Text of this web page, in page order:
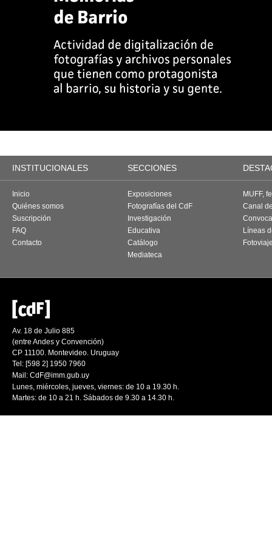
INSTITUCIONALES SECCIONES
Inicio
Quiénes somos
Suscripción
FAQ
Contacto
Exposiciones
Fotografías del CdF
Investigación
Educativa
Catálogo
Mediateca
MUFF,
Canal
Líneas
Av. 18 de Julio 885
(entre Andes y Convención)
CP 11100. Montevideo. Uruguay
Tel: [598 2] 1950 7960
Mail: CdF@imm.gub.uy
Lunes, miércoles, jueves, viernes: de 10 a 19.30 h.
Martes: de 10 a 21 h. Sábados de 9.30 a 14.30 h.